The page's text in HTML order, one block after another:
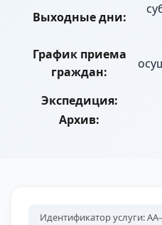
Выходные дни:
График приема
граждан:
Экспедиция:
Архив:
Идентификатор услуги: